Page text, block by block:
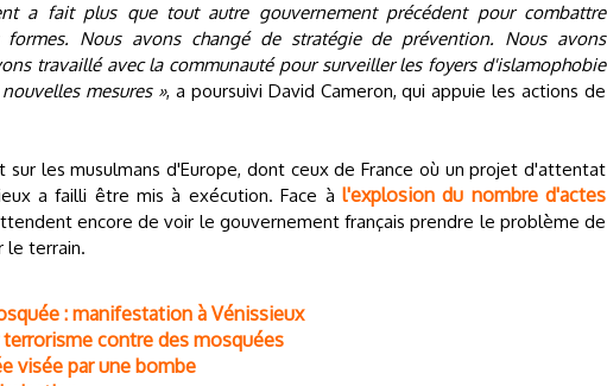
a fait plus que tout autre gouvernement précédent pour combattre
formes. Nous avons changé de stratégie de prévention. Nous avons
travaillé avec la communauté pour surveiller les foyers d'islamophobie
mesures », a poursuivi David Cameron, qui appuie les actions de
sur les musulmans d'Europe, dont ceux de France où un projet d'attentat
a failli être mis à exécution. Face à l'explosion du nombre d'actes
encore de voir le gouvernement français prendre le problème de
le terrain.
: manifestation à Vénissieux
contre des mosquées
visée par une bombe